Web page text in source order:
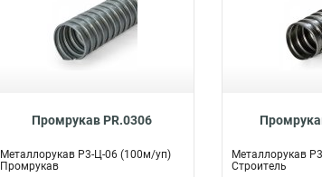
Промрукав PR.0306
Металлорукав Р3-Ц-06 (100м/уп)
Промрукав
Металлорукав
Строитель